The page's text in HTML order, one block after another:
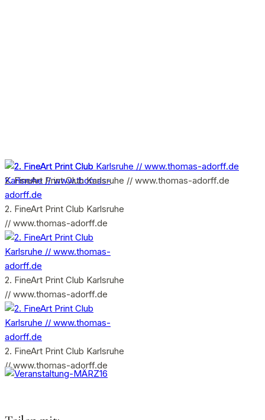
2. FineArt Print Club Karlsruhe
// www.thomas-adorff.de
2. FineArt Print Club Karlsruhe
// www.thomas-adorff.de
2. FineArt Print Club Karlsruhe
// www.thomas-adorff.de
2. FineArt Print Club Karlsruhe // www.thomas-adorff.de